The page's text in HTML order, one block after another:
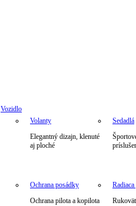
Vozidlo
Volanty
Elegantný dizajn, klenuté
aj ploché
Sedadlá
Ochrana posádky
Ochrana pilota a kopilota
Radiaca